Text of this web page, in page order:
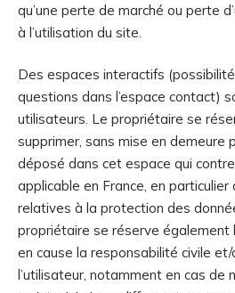
qu’une perte de marché ou perte
à l’utilisation du site.
Des espaces interactifs
questions dans l’espace contact)
utilisateurs. Le propriétaire se
supprimer, sans mise en demeure
déposé dans cet espace qui
applicable en France, en
relatives à la protection des
propriétaire se réserve
en cause la responsabilité civile
l’utilisateur, notamment en cas de